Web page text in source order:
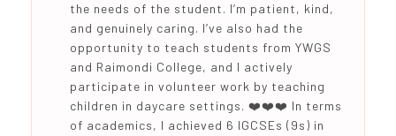
the needs of the student. I’m patient, kind,
and genuinely caring. I’ve also had the
opportunity to teach students from YWGS
and Raimondi College, and I actively
participate in volunteer work by teaching
children in daycare settings. ❤️❤️❤️ In terms
of academics, I achieved 6 IGCSEs (9s) in